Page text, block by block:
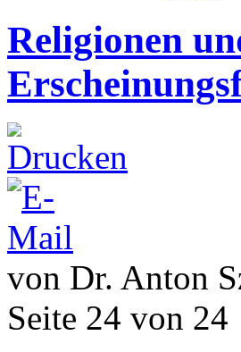
Religionen
von Dr. Anton
Seite 24 von 24